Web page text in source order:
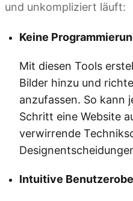
und unkompliziert läuft:
Keine
Mit diesen Tools
Bilder hinzu und
anzufassen. So kann
Schritt eine Website
verwirrende
Intuitive